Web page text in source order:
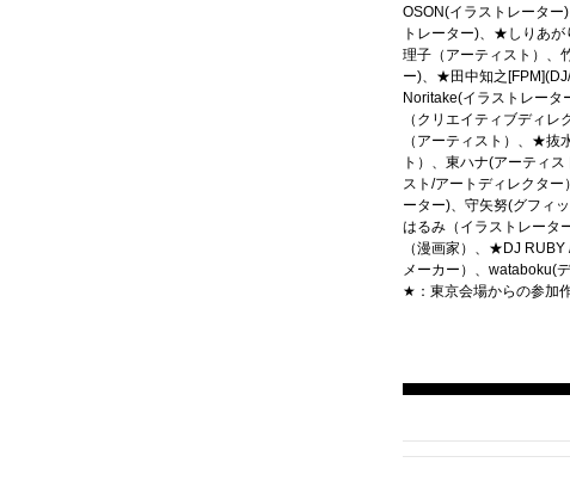
OSON(イラストレーター
トレーター)、★しりあ
理子（アーティスト）、
ー)、★田中知之[FPM](DJ/
Noritake(イラストレー
（クリエイティブディ
（アーティスト）、★抜
ト）、東ハナ(アーティ
スト/アートディレクタ
ーター)、守矢努(グフィ
はるみ（イラストレータ
（漫画家）、★DJ
メーカー）、wataboku(
★：東京会場からの参加